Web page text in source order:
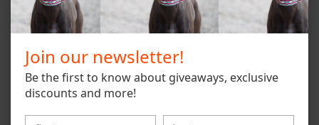
Ferragens em aço inoxidável
33cm de comprimento e 1,50cm de largura com fivela de
liberação
Join our newsletter!
Be the first to know about giveaways, exclusive
discounts and more!